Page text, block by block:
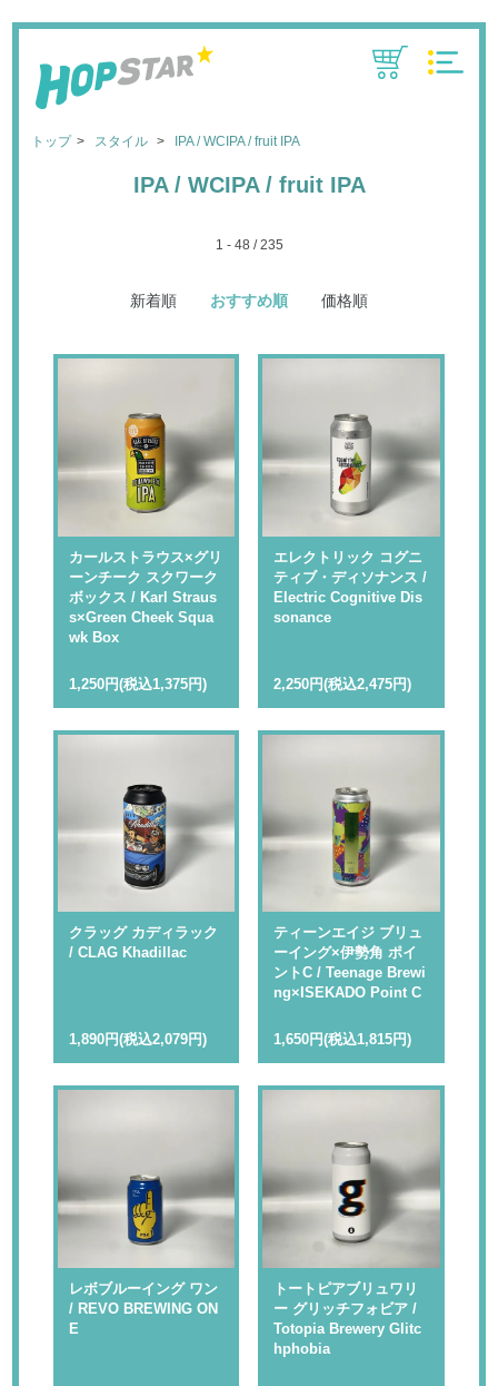
トップ スタイル IPA / WCIPA / fruit IPA
IPA / WCIPA / fruit IPA
1 - 48 / 235
新着順 おすすめ順 価格順
カールストラウス×グリ
ーンチーク スクワーク
ボックス / Karl Straus
s×Green Cheek Squa
wk Box
1,250円(税込1,375円)
エレクトリック コグニ
ティブ・ディソナンス /
Electric Cognitive Dis
sonance
2,250円(税込2,475円)
クラッグ カディラック
/ CLAG Khadillac
1,890円(税込2,079円)
ティーンエイジ ブリュ
ーイング×伊勢角 ポイ
ントC / Teenage Brewi
ng×ISEKADO Point C
1,650円(税込1,815円)
レボブルーイング ワン
/ REVO BREWING ON
E
トートピアブリュワリ
ー グリッチフォビア /
Totopia Brewery Glitc
hphobia